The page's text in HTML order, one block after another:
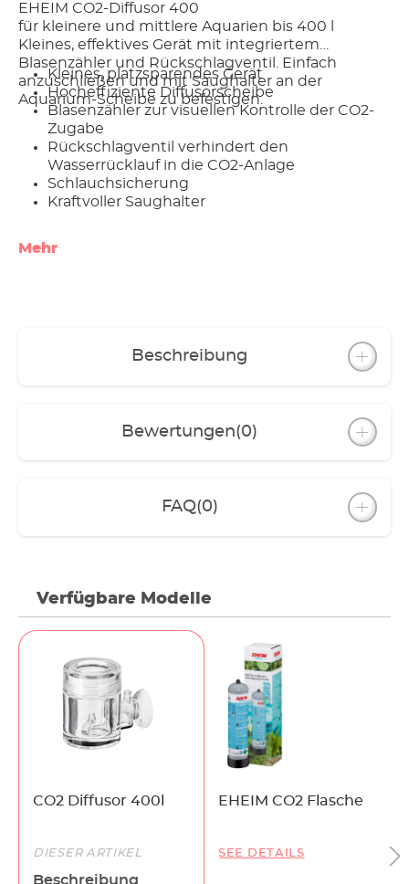
EHEIM CO2-Diffusor 400
für kleinere und mittlere Aquarien bis 400 l
Kleines, effektives Gerät mit integriertem
Blasenzähler und Rückschlagventil. Einfach
anzuschließen und mit Saughalter an der
Aquarium-Scheibe zu befestigen.
Kleines, platzsparendes Gerät
Hocheffiziente Diffusorscheibe
Blasenzähler zur visuellen Kontrolle der CO2-
Zugabe
Rückschlagventil verhindert den
Wasserrücklauf in die CO2-Anlage
Schlauchsicherung
Kraftvoller Saughalter
Mehr
Beschreibung
Bewertungen(0)
FAQ(0)
Verfügbare Modelle
CO2 Diffusor 400l EHEIM CO2 Flasche
DIESER ARTIKEL SEE DETAILS
Beschreibung